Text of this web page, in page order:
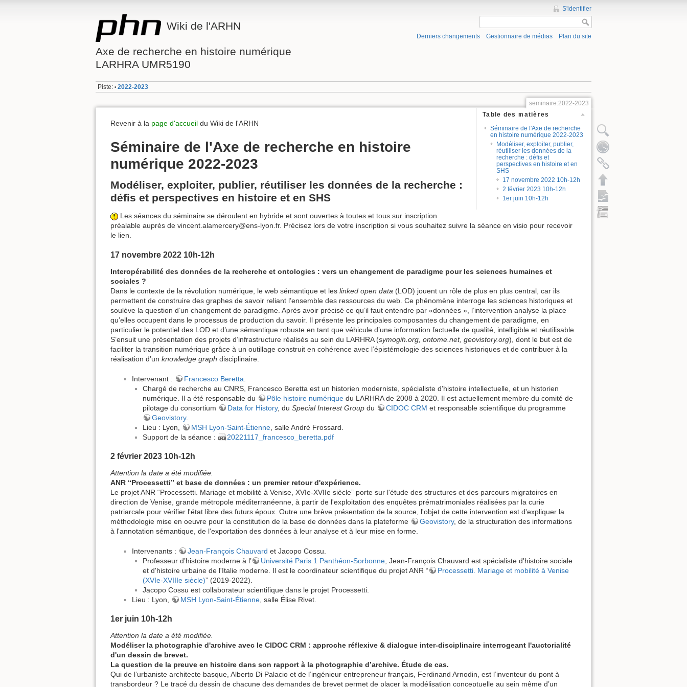
Wiki de l'ARHN
Axe de recherche en histoire numérique
LARHRA UMR5190
S'identifier
Derniers changements Gestionnaire de médias Plan du site
Piste: • 2022-2023
seminaire:2022-2023
Table des matières
Séminaire de l'Axe de recherche
en histoire numérique 2022-2023
Modéliser, exploiter, publier,
réutiliser les données de la
recherche : défis et
perspectives en histoire et en
SHS
17 novembre 2022 10h-12h
2 février 2023 10h-12h
1er juin 10h-12h
Revenir à la page d'accueil du Wiki de l'ARHN
Séminaire de l'Axe de recherche en histoire
numérique 2022-2023
Modéliser, exploiter, publier, réutiliser les données de la recherche :
défis et perspectives en histoire et en SHS
Les séances du séminaire se déroulent en hybride et sont ouvertes à toutes et tous sur inscription
préalable auprès de vincent.alamercery@ens-lyon.fr. Précisez lors de votre inscription si vous souhaitez suivre la séance en visio pour recevoir
le lien.
17 novembre 2022 10h-12h
Interopérabilité des données de la recherche et ontologies : vers un changement de paradigme pour les sciences humaines et
sociales ?
Dans le contexte de la révolution numérique, le web sémantique et les linked open data (LOD) jouent un rôle de plus en plus central, car ils
permettent de construire des graphes de savoir reliant l’ensemble des ressources du web. Ce phénomène interroge les sciences historiques et
soulève la question d’un changement de paradigme. Après avoir précisé ce qu’il faut entendre par «données », l’intervention analyse la place
qu’elles occupent dans le processus de production du savoir. Il présente les principales composantes du changement de paradigme, en
particulier le potentiel des LOD et d’une sémantique robuste en tant que véhicule d’une information factuelle de qualité, intelligible et réutilisable.
S’ensuit une présentation des projets d’infrastructure réalisés au sein du LARHRA (symogih.org, ontome.net, geovistory.org), dont le but est de
faciliter la transition numérique grâce à un outillage construit en cohérence avec l’épistémologie des sciences historiques et de contribuer à la
réalisation d’un knowledge graph disciplinaire.
Intervenant : Francesco Beretta
Chargé de recherche au CNRS, Francesco Beretta est un historien moderniste, spécialiste d'histoire intellectuelle, et un historien
numérique. Il a été responsable du
Pôle histoire numérique du LARHRA de 2008 à 2020. Il est actuellement membre du comité de
pilotage du consortium
Data for History, du Special Interest Group du CIDOC CRM et responsable scientifique du programme
Geovistory.
Lieu : Lyon,
MSH Lyon-Saint-Étienne , salle André Frossard.
Support de la séance :
20221117_francesco_beretta.pdf
2 février 2023 10h-12h
Attention la date a été modifiée.
ANR “Processetti” et base de données : un premier retour d'expérience.
Le projet ANR “Processetti. Mariage et mobilité à Venise, XVIe-XVIIe siècle” porte sur l'étude des structures et des parcours migratoires en
direction de Venise, grande métropole méditerranéenne, à partir de l'exploitation des enquêtes prématrimoniales réalisées par la curie
patriarcale pour vérifier l'état libre des futurs époux. Outre une brève présentation de la source, l'objet de cette intervention est d'expliquer la
méthodologie mise en oeuvre pour la constitution de la base de données dans la plateforme
Geovistory, de la structuration des informations
à l'annotation sémantique, de l'exportation des données à leur analyse et à leur mise en forme.
Intervenants : Jean-François Chauvard et Jacopo Cossu.
Professeur d’histoire moderne à l’
Université Paris 1 Panthéon-Sorbonne , Jean-François Chauvard est spécialiste d'histoire sociale
et d'histoire urbaine de l'Italie moderne. Il est le coordinateur scientifique du projet ANR “
Processetti. Mariage et mobilité à Venise
(XVIe-XVIIIe siècle)” (2019-2022).
Jacopo Cossu est collaborateur scientifique dans le projet Processetti.
Lieu : Lyon,
MSH Lyon-Saint-Étienne , salle Élise Rivet.
1er juin 10h-12h
Attention la date a été modifiée.
Modéliser la photographie d'archive avec le CIDOC CRM : approche réflexive & dialogue inter-disciplinaire interrogeant l'auctorialité
d'un dessin de brevet.
La question de la preuve en histoire dans son rapport à la photographie d’archive. Étude de cas.
Qui de l’urbaniste architecte basque, Alberto Di Palacio et de l’ingénieur entrepreneur français, Ferdinand Arnodin, est l’inventeur du pont à
transbordeur ? Le tracé du dessin de chacune des demandes de brevet permet de placer la modélisation conceptuelle au sein même d’un